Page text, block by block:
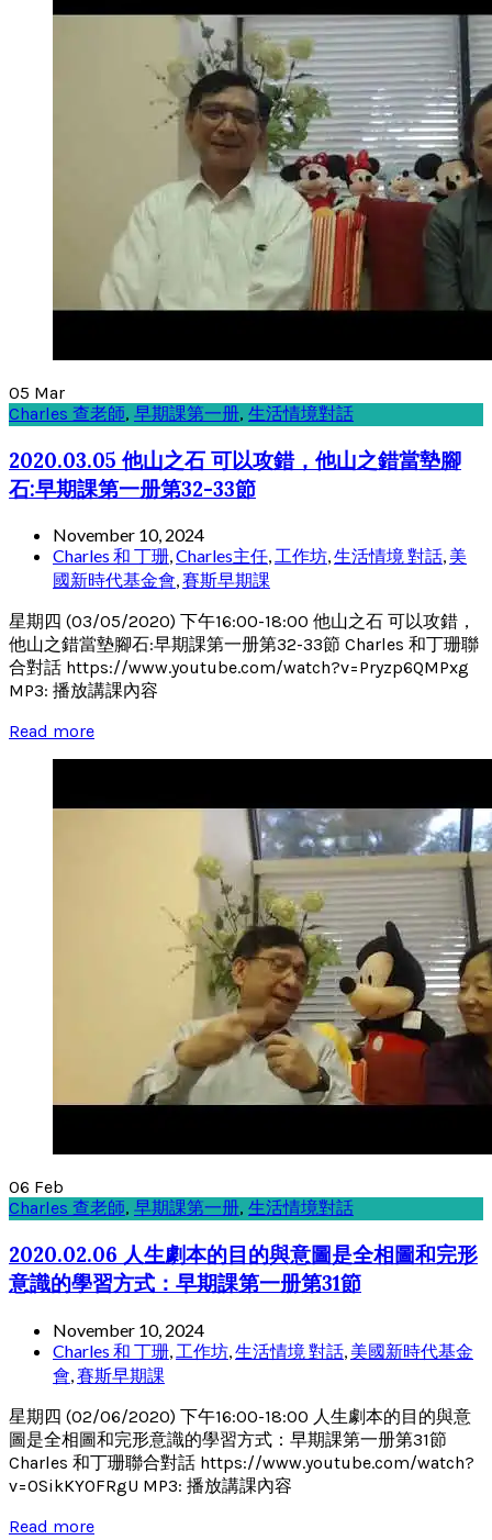
05 Mar
Charles 查老師, 早期課第一册, 生活情境對話
2020.03.05 他山之石 可以攻錯，他山之錯當墊腳
石:早期課第一册第32-33節
November 10, 2024
Charles 和 丁珊,Charles主任, 工作坊,生活情境 對話, 美
國新時代基金會,賽斯早期課
星期四 (03/05/2020) 下午16:00-18:00 他山之石 可以攻錯，
他山之錯當墊腳石:早期課第一册第32-33節 Charles 和丁珊聯
合對話 https://www.youtube.com/watch?v=Pryzp6QMPxg
MP3: 播放講課內容
Read more
06 Feb
Charles 查老師, 早期課第一册, 生活情境對話
2020.02.06 人生劇本的目的與意圖是全相圖和完形
意識的學習方式：早期課第一册第31節
November 10, 2024
Charles 和 丁珊, 工作坊,生活情境 對話, 美國新時代基金
會,賽斯早期課
星期四 (02/06/2020) 下午16:00-18:00 人生劇本的目的與意
圖是全相圖和完形意識的學習方式：早期課第一册第31節
Charles 和丁珊聯合對話 https://www.youtube.com/watch?
v=0SikKY0FRgU MP3: 播放講課內容
Read more